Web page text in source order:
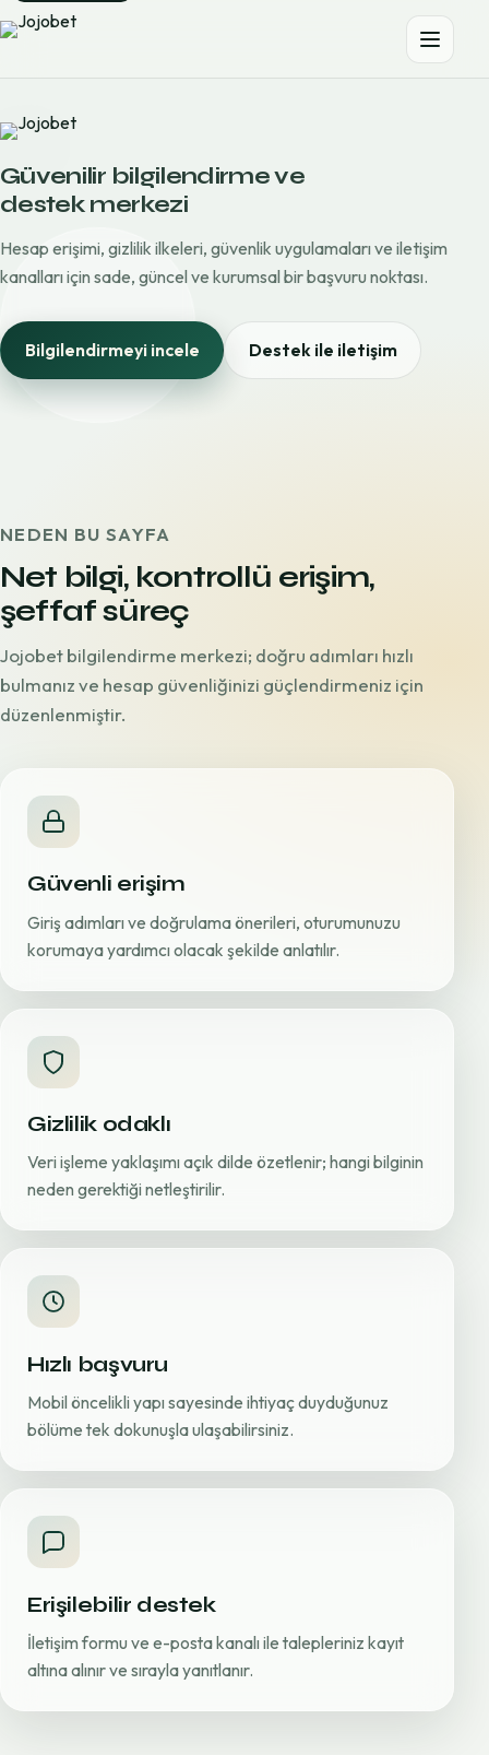
Güvenilir bilgilendirme ve
destek merkezi
Hesap erişimi, gizlilik ilkeleri, güvenlik uygulamaları ve iletişim
kanalları için sade, güncel ve kurumsal bir başvuru noktası.
Bilgilendirmeyi incele Destek ile iletişim
NEDEN BU SAYFA
Net bilgi, kontrollü erişim,
şeffaf süreç
Jojobet bilgilendirme merkezi; doğru adımları hızlı
bulmanız ve hesap güvenliğinizi güçlendirmeniz için
düzenlenmiştir.
Güvenli erişim
Giriş adımları ve doğrulama önerileri, oturumunuzu
korumaya yardımcı olacak şekilde anlatılır.
Gizlilik odaklı
Veri işleme yaklaşımı açık dilde özetlenir; hangi bilginin
neden gerektiği netleştirilir.
Hızlı başvuru
Mobil öncelikli yapı sayesinde ihtiyaç duyduğunuz
bölüme tek dokunuşla ulaşabilirsiniz.
Erişilebilir destek
İletişim formu ve e-posta kanalı ile talepleriniz kayıt
altına alınır ve sırayla yanıtlanır.